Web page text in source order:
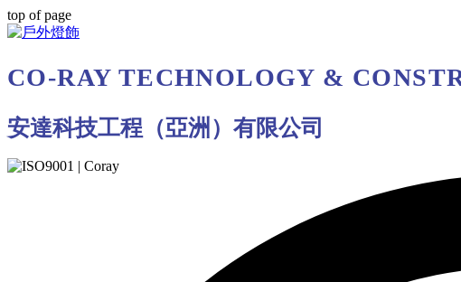
top of page
CO-RAY TECHNOLOGY &
安達科技工程（亞洲）有限公司